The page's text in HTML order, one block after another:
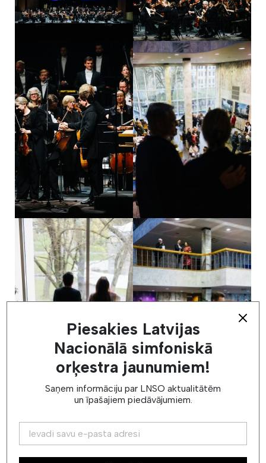
Piesakies Latvijas
Nacionālā simfoniskā
orķestra jaunumiem!
Saņem informāciju par LNSO aktualitātēm
un īpašajiem piedāvājumiem.